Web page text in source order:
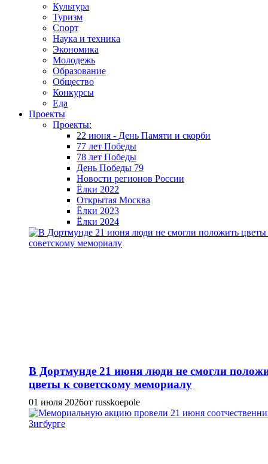
Культура
Туризм
Спорт
Наука и техника
Экономика
Молодежь
Образование
Общество
Конкурсы
Еда
Проекты
Проекты:
22 июня - День Памяти и скорби
77 лет Победы
78 лет Победы
День Победы 79
Новости регионов России
Ёлки 2022
Открытая Москва
Ёлки 2023
Ёлки 2024
В Дортмунде 21 июня люди не смогли
цветы к советскому мемориалу
01 июля 2026от russkoepole